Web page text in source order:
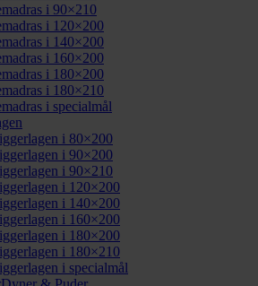
i 90×210
i 120×200
i 140×200
i 160×200
i 180×200
i 180×210
i specialmål
i 80×200
i 90×200
i 90×210
i 120×200
i 140×200
i 160×200
i 180×200
i 180×210
i specialmål